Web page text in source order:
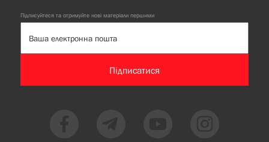
Підписуйтеся та отримуйте нові матеріали першими
Підписатися